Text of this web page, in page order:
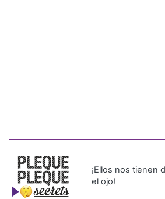
¡Ellos nos tienen
el ojo!